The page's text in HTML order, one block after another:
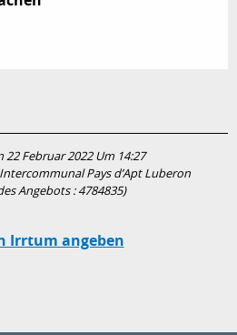
Februar 2022 Um 14:27
Pays d’Apt Luberon
Angebots :4784835)
Irrtum angeben